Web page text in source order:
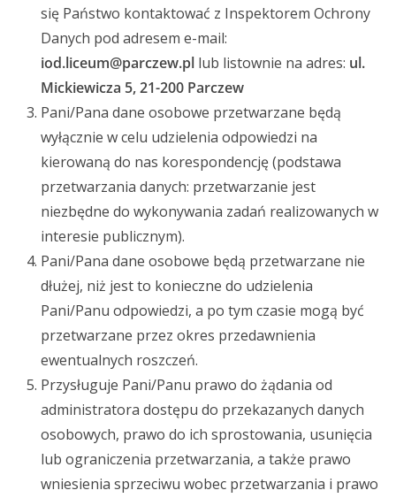
się Państwo kontaktować z Inspektorem Ochrony
Danych pod adresem e-mail:
iod.liceum@parczew.pl lub listownie na adres: ul.
Mickiewicza 5, 21-200 Parczew
Pani/Pana dane osobowe przetwarzane będą
wyłącznie w celu udzielenia odpowiedzi na
kierowaną do nas korespondencję (podstawa
przetwarzania danych: przetwarzanie jest
niezbędne do wykonywania zadań realizowanych w
interesie publicznym).
Pani/Pana dane osobowe będą przetwarzane nie
dłużej, niż jest to konieczne do udzielenia
Pani/Panu odpowiedzi, a po tym czasie mogą być
przetwarzane przez okres przedawnienia
ewentualnych roszczeń.
Przysługuje Pani/Panu prawo do żądania od
administratora dostępu do przekazanych danych
osobowych, prawo do ich sprostowania, usunięcia
lub ograniczenia przetwarzania, a także prawo
wniesienia sprzeciwu wobec przetwarzania i prawo